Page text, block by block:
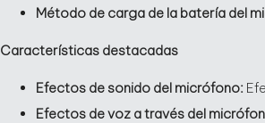
Método de carga de la batería del
Características destacadas
Efectos de sonido del micrófono:
Efectos de voz a través del